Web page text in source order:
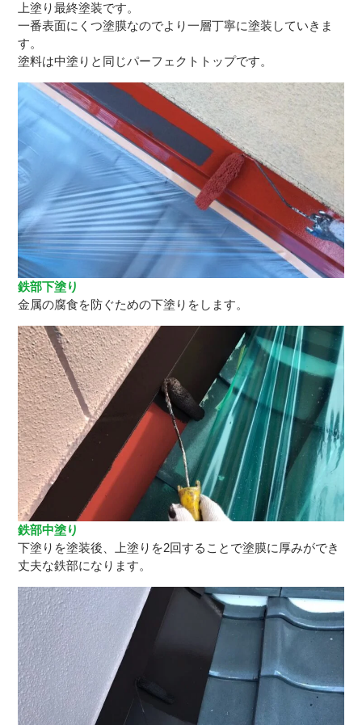
上塗り最終塗装です。
一番表面にくつ塗膜なのでより一層丁寧に塗装していきま
す。
塗料は中塗りと同じパーフェクトトップです。
鉄部下塗り
金属の腐食を防ぐための下塗りをします。
鉄部中塗り
下塗りを塗装後、上塗りを2回することで塗膜に厚みができ
丈夫な鉄部になります。